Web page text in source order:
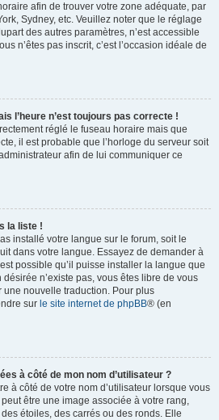
afin de trouver votre zone adéquate, par
Sydney, etc. Veuillez noter que le réglage
des autres paramètres, n’est accessible
n’êtes pas inscrit, c’est l’occasion idéale de
l’heure n’est toujours pas correcte !
réglé le fuseau horaire mais que
il est probable que l’horloge du serveur soit
afin de lui communiquer ce
la liste !
installé votre langue sur le forum, soit le
dans votre langue. Essayez de demander à
possible qu’il puisse installer la langue que
n’existe pas, vous êtes libre de vous
nouvelle traduction. Pour plus
sur le site internet de phpBB® (en
à côté de mon nom d’utilisateur ?
à côté de votre nom d’utilisateur lorsque vous
être une image associée à votre rang,
étoiles, des carrés ou des ronds. Elle